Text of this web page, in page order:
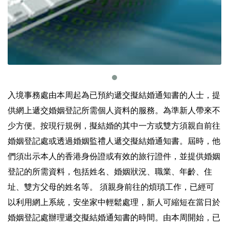
入境事務處由本周起為已預約遞交擬結婚通知書的人士，提
供網上遞交婚姻登記所需個人資料的服務。為準新人帶來不
少方便。按現行規例，擬結婚的其中一方或雙方須親自前往
婚姻登記處或透過婚姻監禮人遞交擬結婚通知書。屆時，他
們須出示本人的香港身份證或有效的旅行證件，並提供婚姻
登記的所需資料，包括姓名、婚姻狀況、職業、年齡、住
址、雙方父母的姓名等。 須親身前往的煩瑣工作，已經可
以利用網上系統，安坐家中輕鬆處理，新人可縮短在當日於
婚姻登記處辦理遞交擬結婚通知書的時間。由本周開始，已